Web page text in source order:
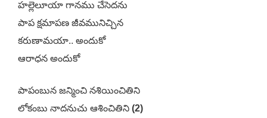
హల్లెలూయా గానము చేసెదను
పాప క్షమాపణ జీవమునిచ్చిన
కరుణామయా.. అందుకో
ఆరాధన అందుకో
పాపంబున జన్మించి నశియించితిని
లోకంబు నాదనుచు ఆశించితిని (2)